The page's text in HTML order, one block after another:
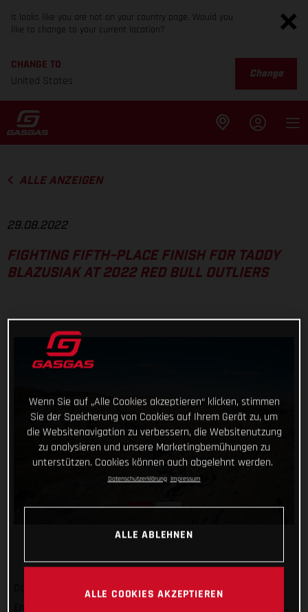
It looks like you are not on your country page. Would you
like to change to your current location?
CHANGE TO
United States
Change
ALLE ANZEIGEN
29.08.2022
FIGHTING FIFTH-PLACE FINISH FOR TADDY
BLAZUSIAK AT 2022 RED BULL OUTLIERS
Completing the North American leg of the 2022 FIM Hard
Wenn Sie auf „Alle Cookies akzeptieren“ klicken, stimmen
Sie der Speicherung von Cookies auf Ihrem Gerät zu, um
die Websitenavigation zu verbessern, die Websitenutzung
zu analysieren und unsere Marketingbemühungen zu
unterstützen. Cookies können auch abgelehnt werden.
Datenschutzerklärung Impressum
ALLE ABLEHNEN
ALLE COOKIES AKZEPTIEREN